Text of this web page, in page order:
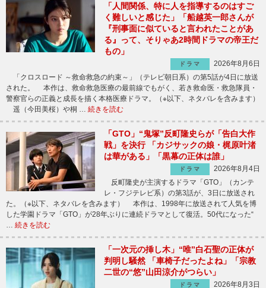
「人間関係、特に人を指導するのはすご
く難しいと感じた」「船越英一郎さんが
『刑事面に似ていると言われたことがあ
る』って、そりゃあ2時間ドラマの帝王だ
もの」
ドラマ
2026年8月6日
「クロスロード ～救命救急の約束～」（テレビ朝日系）の第5話が4日に放送
された。 本作は、救命救急医療の最前線でもがく、若き救命医・救急隊員・
警察官らの正義と成長を描く本格医療ドラマ。（※以下、ネタバレを含みます）
遥（今田美桜）や桐 … 続きを読む
「GTO」“鬼塚”反町隆史らが「告白大作
戦」を決行 「カジサックの娘・梶原叶渚
は華がある」「黒幕の正体は誰」
ドラマ
2026年8月4日
反町隆史が主演するドラマ「GTO」（カンテ
レ・フジテレビ系）の第3話が、3日に放送され
た。（※以下、ネタバレを含みます） 本作は、1998年に放送されて人気を博
した学園ドラマ「GTO」が28年ぶりに連続ドラマとして復活。50代になった“
続きを読む
「一次元の挿し木」“唯”白石聖の正体が
判明し騒然 「車椅子だったよね」「宗教
二世の“悠”山田涼介がつらい」
ドラマ
2026年8月3日